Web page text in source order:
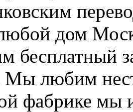
дом
бесплатный
Мы любим
фабрике мы